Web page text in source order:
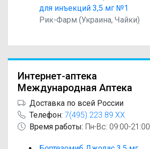
для инъекций 3,5 мг №1
Рик-Фарм (Украина, Чайки)
Интернет-аптека
Международная Аптека
Доставка по всей России
Телефон: 7(495) 223 89 XX
Время работы: Пн-Вс: 09:00-21:00